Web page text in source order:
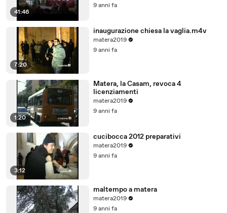
41:46
9 anni fa
7:20
inaugurazione chiesa la vaglia.m4v
matera2019
9 anni fa
1:20
Matera, la Casam, revoca 4
licenziamenti
matera2019
9 anni fa
3:12
cucibocca 2012 preparativi
matera2019
9 anni fa
maltempo a matera
matera2019
9 anni fa